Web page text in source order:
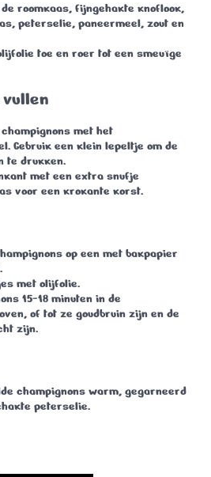
de roomkaas, fijngehakte knoflook,
peterselie, paneermeel, zout en
toe en roer tot een smeuïge
vullen
met het
Gebruik een klein lepeltje om de
te drukken.
met een extra snufje
voor een krokante korst.
op een met bakpapier
met olijfolie.
15-18 minuten in de
of tot ze goudbruin zijn en de
zijn.
champignons warm, gegarneerd
peterselie.